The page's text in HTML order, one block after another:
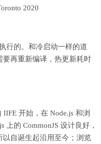
2020
行的。和冷启动一样的道
再重新编译，热更新耗时
开始，在 Node.js 和浏
上的 CommonJS 设计良好，
自诞生起沿用至今；浏览